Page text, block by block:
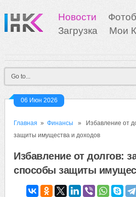
Новости
Загрузка
Мои
06 Июн 2026
Главная »Финансы » Избавление от
защиты имущества и доходов
Избавление от долгов:
способы защиты